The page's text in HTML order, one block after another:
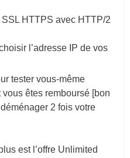
HTTPS avec HTTP/2
l’adresse IP de vos
tester vous-même
vous êtes remboursé [bon
2 fois votre
est l’offre Unlimited